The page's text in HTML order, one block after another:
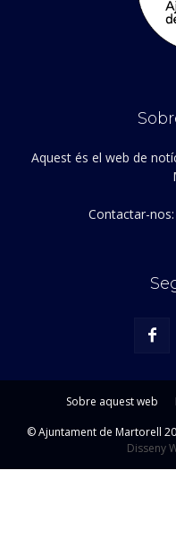
Aquest és el web de
Contactar-nos:
Sobre aquest web
© Ajuntament de Martorell
Disseny